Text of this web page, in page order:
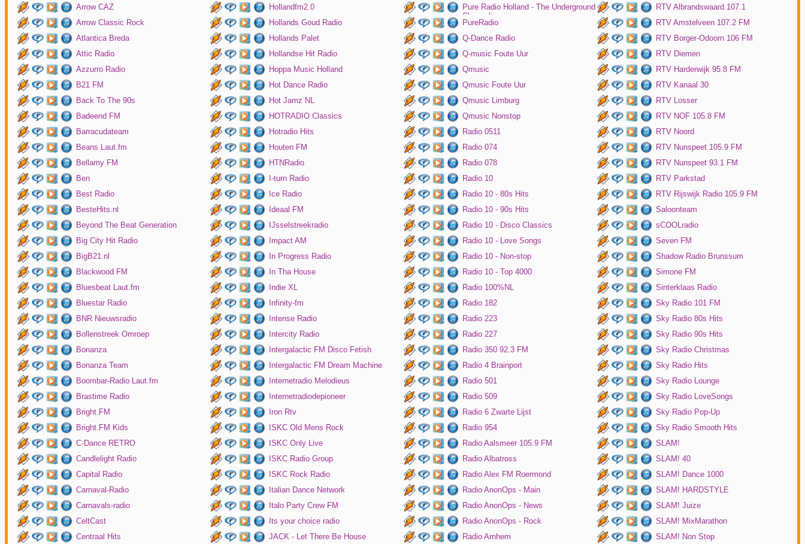
Arrow CAZ
Arrow Classic Rock
Atlantica Breda
Attic Radio
Azzurro Radio
B21 FM
Back To The 90s
Badeend FM
Barracudateam
Beans Laut.fm
Bellamy FM
Ben
Best Radio
BesteHits.nl
Beyond The Beat Generation
Big City Hit Radio
BigB21.nl
Blackwood FM
Bluesbeat Laut.fm
Bluestar Radio
BNR Nieuwsradio
Bollenstreek Omroep
Bonanza
Bonanza Team
Boombar-Radio Laut.fm
Brastime Radio
Bright.FM
Bright.FM Kids
C-Dance RETRO
Candlelight Radio
Capital Radio
Carnaval-Radio
Carnavals-radio
CeltCast
Centraal Hits
Hollandfm2.0
Hollands Goud Radio
Hollands Palet
Hollandse Hit Radio
Hoppa Music Holland
Hot Dance Radio
Hot Jamz NL
HOTRADIO Classics
Hotradio Hits
Houten FM
HTNRadio
I-turn Radio
Ice Radio
Ideaal FM
IJsselstreekradio
Impact AM
In Progress Radio
In Tha House
Indie XL
Infinity-fm
Intense Radio
Intercity Radio
Intergalactic FM Disco Fetish
Intergalactic FM Dream Machine
Internetradio Melodieus
Internetradiodepioneer
Iron Rtv
ISKC Old Mens Rock
ISKC Only Live
ISKC Radio Group
ISKC Rock Radio
Italian Dance Network
Italo Party Crew FM
Its your choice radio
JACK - Let There Be House
Pure Radio Holland - The Underground
Channel
PureRadio
Q-Dance Radio
Q-music Foute Uur
Qmusic
Qmusic Foute Uur
Qmusic Limburg
Qmusic Nonstop
Radio 0511
Radio 074
Radio 078
Radio 10
Radio 10 - 80s Hits
Radio 10 - 90s Hits
Radio 10 - Disco Classics
Radio 10 - Love Songs
Radio 10 - Non-stop
Radio 10 - Top 4000
Radio 100%NL
Radio 182
Radio 223
Radio 227
Radio 350 92.3 FM
Radio 4 Brainport
Radio 501
Radio 509
Radio 6 Zwarte Lijst
Radio 954
Radio Aalsmeer 105.9 FM
Radio Albatross
Radio Alex FM Roermond
Radio AnonOps - Main
Radio AnonOps - News
Radio AnonOps - Rock
Radio Arnhem
RTV Albrandswaard 107.1
RTV Amstelveen 107.2 FM
RTV Borger-Odoorn 106 FM
RTV Diemen
RTV Harderwijk 95.8 FM
RTV Kanaal 30
RTV Losser
RTV NOF 105.8 FM
RTV Noord
RTV Nunspeet 105.9 FM
RTV Nunspeet 93.1 FM
RTV Parkstad
RTV Rijswijk Radio 105.9 FM
Saloonteam
sCOOLradio
Seven FM
Shadow Radio Brunssum
Simone FM
Sinterklaas Radio
Sky Radio 101 FM
Sky Radio 80s Hits
Sky Radio 90s Hits
Sky Radio Christmas
Sky Radio Hits
Sky Radio Lounge
Sky Radio LoveSongs
Sky Radio Pop-Up
Sky Radio Smooth Hits
SLAM!
SLAM! 40
SLAM! Dance 1000
SLAM! HARDSTYLE
SLAM! Juize
SLAM! MixMarathon
SLAM! Non Stop